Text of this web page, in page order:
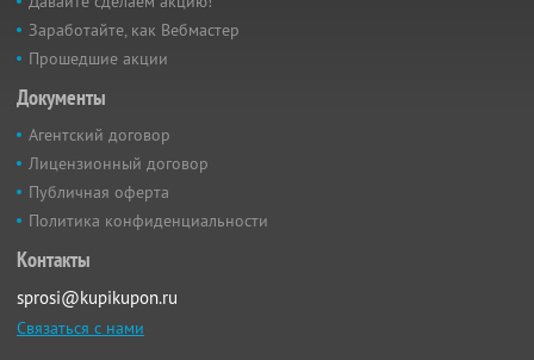
Заработайте, как Вебмастер
Прошедшие акции
Документы
Агентский договор
Лицензионный договор
Публичная оферта
Политика конфиденциальности
Контакты
sprosi@kupikupon.ru
Связаться с нами